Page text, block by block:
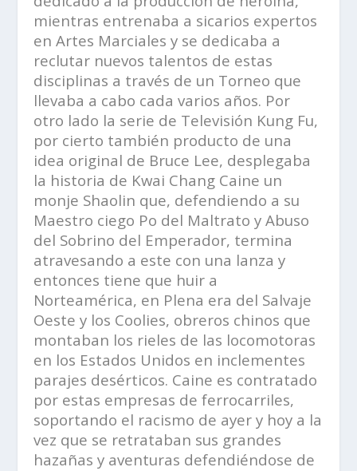
mientras entrenaba a sicarios expertos
en Artes Marciales y se dedicaba a
reclutar nuevos talentos de estas
disciplinas a través de un Torneo que
llevaba a cabo cada varios años. Por
otro lado la serie de Televisión Kung Fu,
por cierto también producto de una
idea original de Bruce Lee, desplegaba
la historia de Kwai Chang Caine un
monje Shaolin que, defendiendo a su
Maestro ciego Po del Maltrato y Abuso
del Sobrino del Emperador, termina
atravesando a este con una lanza y
entonces tiene que huir a
Norteamérica, en Plena era del Salvaje
Oeste y los Coolies, obreros chinos que
montaban los rieles de las locomotoras
en los Estados Unidos en inclementes
parajes desérticos. Caine es contratado
por estas empresas de ferrocarriles,
soportando el racismo de ayer y hoy a la
vez que se retrataban sus grandes
hazañas y aventuras defendiéndose de